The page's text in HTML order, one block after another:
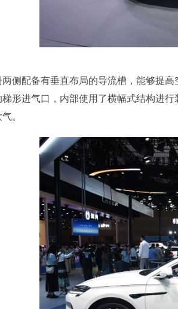
侧配备有垂直布局的导流槽，能够提
梯形进气口，内部使用了横幅式结构进
。